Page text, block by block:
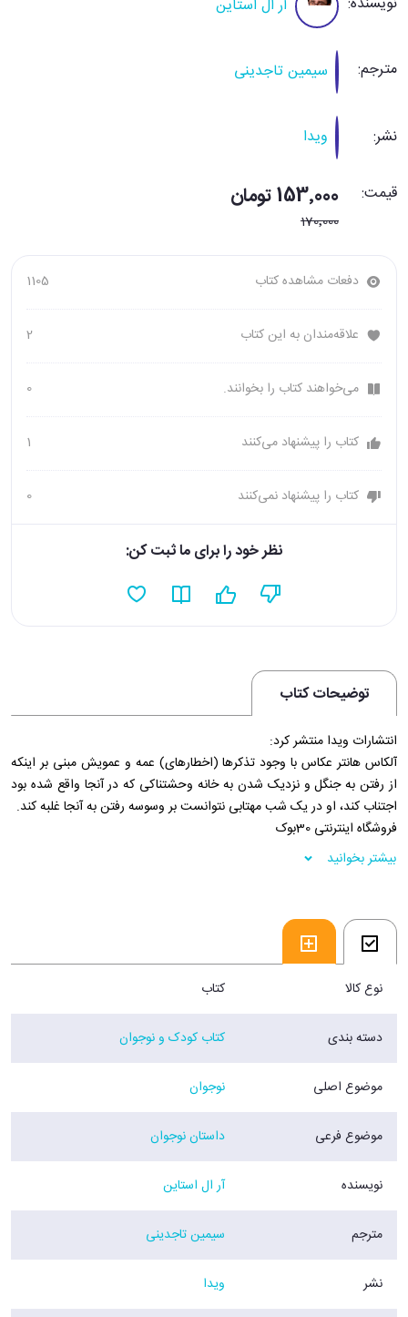
آر ال استاین
مترجم: سیمین تاجدینی
نشر: ویدا
قیمت: 153٬000 تومان
170٬000
دفعات مشاهده کتاب 1105
علاقه‌مندان به این کتاب 2
می‌خواهند کتاب را بخوانند. 0
کتاب را پیشنهاد می‌کنند 1
کتاب را پیشنهاد نمی‌کنند 0
نظر خود را برای ما ثبت کن:
توضیحات کتاب
انتشارات ویدا منتشر کرد:
آلکاس هانتر عکاس با وجود تذکر‌ها (اخطارهای) عمه و عمویش مبنی بر اینکه
از رفتن به جنگل و نزدیک شدن به خانه وحشتناکی که در آنجا واقع شده بود
اجتناب کند، او در یک شب مهتابی نتوانست بر وسوسه رفتن به آنجا غلبه کند.
فروشگاه اینترنتی 30بوک
بیشتر بخوانید
نوع کالا کتاب
دسته بندی کتاب کودک و نوجوان
موضوع اصلی نوجوان
موضوع فرعی داستان نوجوان
نویسنده آر ال استاین
مترجم سیمین تاجدینی
نشر ویدا